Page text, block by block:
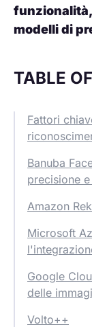
modelli di
TABLE
Fattori
Banuba
precisione
Amazon
Microsoft
Google
delle
Volto++